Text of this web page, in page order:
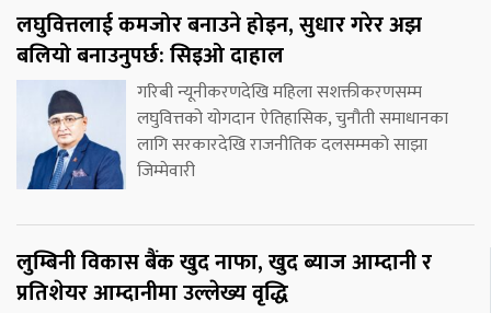
लघुवित्तलाई कमजोर बनाउने होइन, सुधार गरेर अझ
बलियो बनाउनुपर्छ: सिइओ दाहाल
गरिबी न्यूनीकरणदेखि महिला सशक्तीकरणसम्म
लघुवित्तको योगदान ऐतिहासिक, चुनौती समाधानका
लागि सरकारदेखि राजनीतिक दलसम्मको साझा
जिम्मेवारी
लुम्बिनी विकास बैंक खुद नाफा, खुद ब्याज आम्दानी र
प्रतिशेयर आम्दानीमा उल्लेख्य वृद्धि